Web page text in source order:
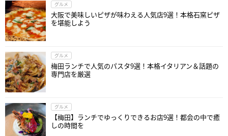
グルメ
大阪で美味しいピザが味わえる人気店9選！本格石窯ピザ
を堪能しよう
グルメ
梅田ランチで人気のパスタ9選！本格イタリアン＆話題の
専門店を厳選
グルメ
【梅田】ランチでゆっくりできるお店9選！都会の中で癒
しの時間を